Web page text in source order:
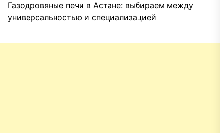
Газодровяные печи в Астане: выбираем между
универсальностью и специализацией